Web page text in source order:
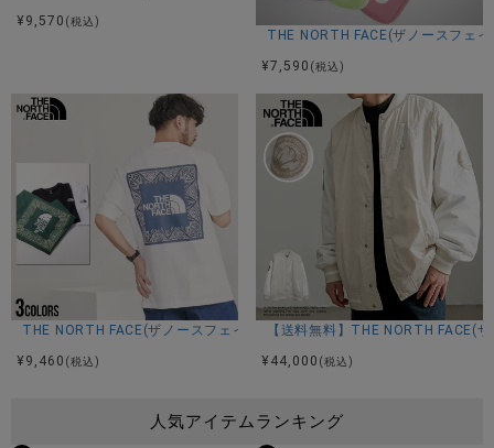
¥ 9,570 (税込)
THE NORTH FACE(ザノースフェ
¥7,590 (税込)
THE NORTH FACE(ザノースフェイス)NSE BANDANA S/S R/TEE 2/全3色
¥ 9,460 (税込)
【送料無料】THE NORTH FACE(
¥ 44,000 (税込)
人気アイテムランキング